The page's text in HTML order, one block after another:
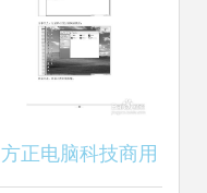
方正电脑科技商用